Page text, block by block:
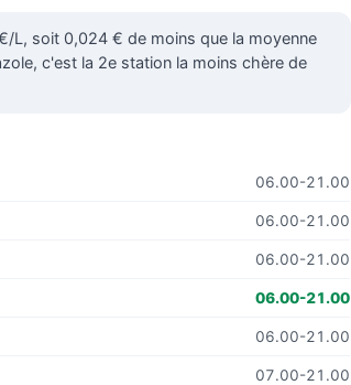
L, soit 0,024 € de moins que la moyenne
c'est la 2e station la moins chère de
06.00-21.00
06.00-21.00
06.00-21.00
06.00-21.00
06.00-21.00
07.00-21.00